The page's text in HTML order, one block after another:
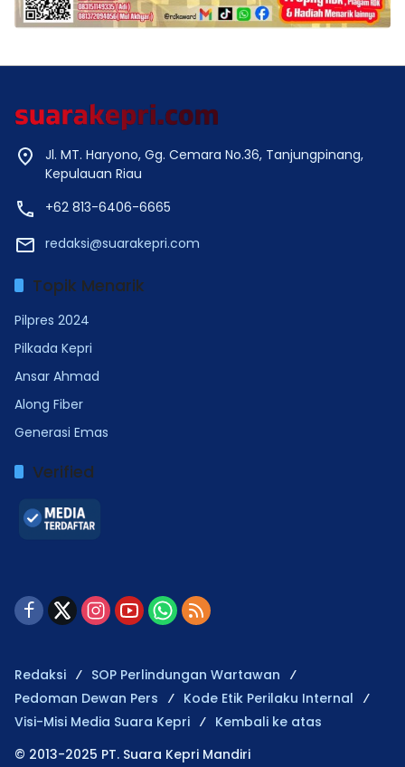
Jl. MT. Haryono, Gg. Cemara No.36, Tanjungpinang,
Kepulauan Riau
+62 813-6406-6665
redaksi@suarakepri.com
Topik Menarik
Pilpres 2024
Pilkada Kepri
Ansar Ahmad
Along Fiber
Generasi Emas
Verified
Redaksi
SOP Perlindungan Wartawan
Pedoman Dewan Pers
Kode Etik Perilaku Internal
Visi-Misi Media Suara Kepri
Kembali ke atas
© 2013-2025 PT. Suara Kepri Mandiri